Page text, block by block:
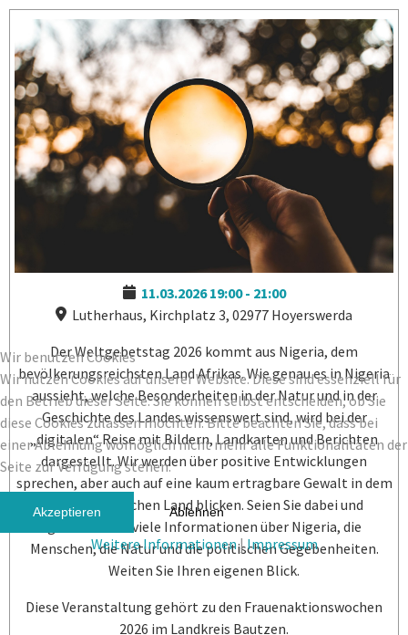
11.03.2026 19:00- 21:00
Lutherhaus, Kirchplatz 3, 02977 Hoyerswerda
Der Weltgebetstag 2026 kommt aus Nigeria, dem
bevölkerungsreichsten Land Afrikas. Wie genau es in Nigeria
aussieht, welche Besonderheiten in der Natur und in der
Geschichte des Landes wissenswert sind, wird bei der
„digitalen“ Reise mit Bildern, Landkarten und Berichten
dargestellt. Wir werden über positive Entwicklungen
sprechen, aber auch auf eine kaum ertragbare Gewalt in dem
westafrikanischen Land blicken. Seien Sie dabei und
gewinnen Sie viele Informationen über Nigeria, die
Menschen, die Natur und die politischen Gegebenheiten.
Weiten Sie Ihren eigenen Blick.
Diese Veranstaltung gehört zu den Frauenaktionswochen
2026 im Landkreis Bautzen.
Wir benutzen Cookies
Wir nutzen Cookies auf unserer Website. Diese sind essenziell für
den Betrieb dieser Seite. Sie können selbst entscheiden, ob Sie
diese Cookies zulassen möchten. Bitte beachten Sie, dass bei
einer Ablehnung womöglich nicht mehr alle Funktionalitäten der
Seite zur Verfügung stehen.
Akzeptieren Ablehnen
Weitere Informationen|Impressum